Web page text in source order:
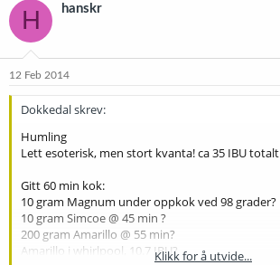
H hanskr
12 Feb 2014
Dokkedal skrev:
Humling
Lett esoterisk, men stort kvanta! ca 35 IBU totalt
Gitt 60 min kok:
10 gram Magnum under oppkok ved 98 grader?
10 gram Simcoe @ 45 min ?
200 gram Amarillo @ 55 min?
Amarillo i whirlpool, 10.7 IBU?Klikk for å utvide...